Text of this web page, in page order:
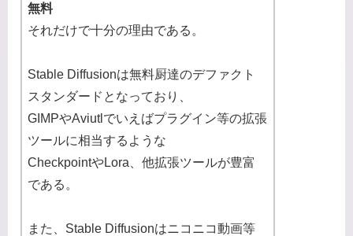
無料
それだけで十分の理由である。
Stable Diffusionは無料厨達のデファクト
スタンダードとなっており、
GIMPやAviutlでいえばプラグイン等の拡張
ツールに相当するような
CheckpointやLora、他拡張ツールが豊富
である。
また、Stable Diffusionはニコニコ動画等